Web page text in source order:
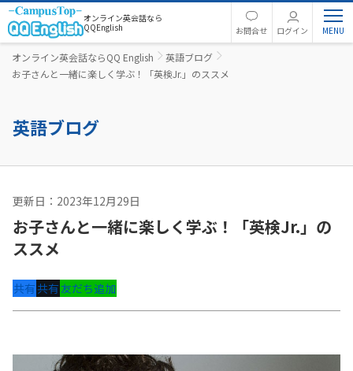
オンライン英会話なら
QQEnglish
お問合せ ログイン
オンライン英会話ならQQ English
英語ブログ
お子さんと一緒に楽しく学ぶ！「英検Jr.」のススメ
英語ブログ
更新日：2023年12月29日
お子さんと一緒に楽しく学ぶ！「英検Jr.」の
ススメ
共有共有友だち追加